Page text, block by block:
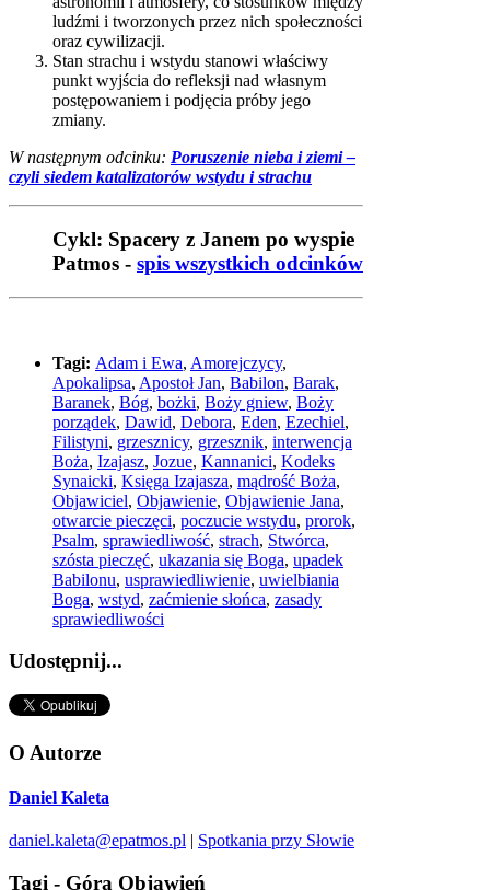
ludźmi i tworzonych przez nich społeczności
oraz cywilizacji.
Stan strachu i wstydu stanowi właściwy
punkt wyjścia do refleksji nad własnym
postępowaniem i podjęcia próby jego
zmiany.
W następnym odcinku: Poruszenie nieba i ziemi –
czyli siedem katalizatorów wstydu i strachu
Cykl: Spacery z Janem po wyspie
Patmos - spis wszystkich odcinków
Tagi: Adam i Ewa, Amorejczycy,
Apokalipsa, Apostoł Jan, Babilon, Barak,
Baranek, Bóg, bożki, Boży gniew, Boży
porządek, Dawid, Debora, Eden, Ezechiel,
Filistyni, grzesznicy, grzesznik, interwencja
Boża, Izajasz, Jozue, Kannanici, Kodeks
Synaicki, Księga Izajasza, mądrość Boża,
Objawiciel, Objawienie, Objawienie Jana,
otwarcie pieczęci, poczucie wstydu, prorok,
Psalm, sprawiedliwość, strach, Stwórca,
szósta pieczęć, ukazania się Boga, upadek
Babilonu, usprawiedliwienie, uwielbiania
Boga, wstyd, zaćmienie słońca, zasady
sprawiedliwości
Udostępnij...
O Autorze
Daniel Kaleta
daniel.kaleta@epatmos.pl | Spotkania przy Słowie
Tagi - Góra Objawień